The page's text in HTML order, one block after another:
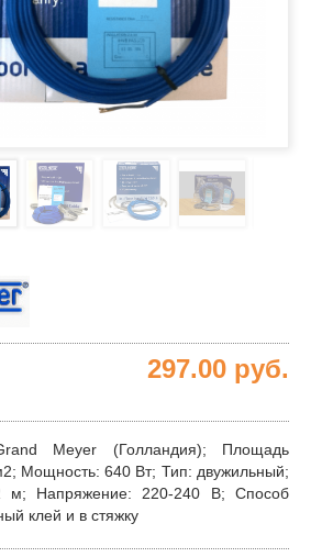
297.00 руб.
Meyer (Голландия); Площадь
Мощность: 640 Вт; Тип: двужильный;
м; Напряжение: 220-240 В;Способ
клей и в стяжку